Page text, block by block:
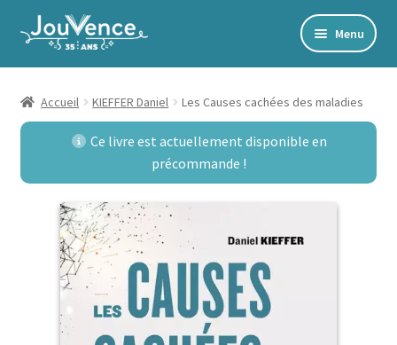
Aller
à
la
Aller
au
contenu
Menu
Accueil
Mon Compte
Newsletter
Accords toltèques
Communication NonViolente
Livres numériques et audios
Accueil KIEFFER Daniel Les Causes cachées des maladies
Ce livre est actuellement disponible en
précommande !